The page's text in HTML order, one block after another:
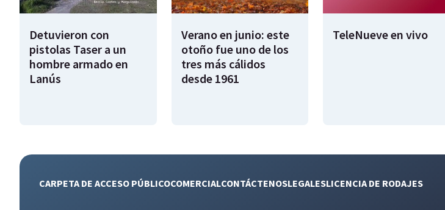
Detuvieron con
pistolas Taser a un
hombre armado en
Lanús
Verano en junio: este
otoño fue uno de los
tres más cálidos
desde 1961
TeleNueve en vivo
CARPETA DE ACCESO PÚBLICOCOMERCIALCONTÁCTENOSLEGALESLICENCIA DE RODAJES